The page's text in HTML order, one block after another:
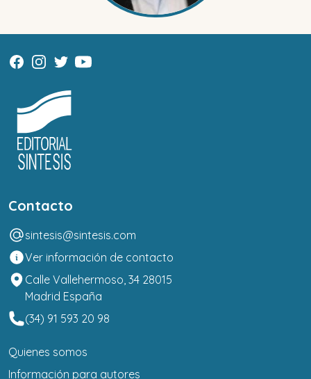
Contacto
sintesis@sintesis.com
Ver información de contacto
Calle Vallehermoso, 34 28015
Madrid España
(34) 91 593 20 98
Quienes somos
Información para autores